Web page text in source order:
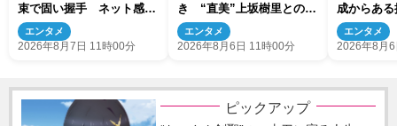
束で固い握手 ネット感動
「このバディは最強」「ア
ツい」
エンタメ
2026年8月7日 11時00分
き “直美”上坂樹里との出
会いにも反響「力になって
くれそう」「仲良くしな
よ！」
エンタメ
2026年8月6日 11時00分
成からあ
エンタメ
2026年8月
ピックアップ